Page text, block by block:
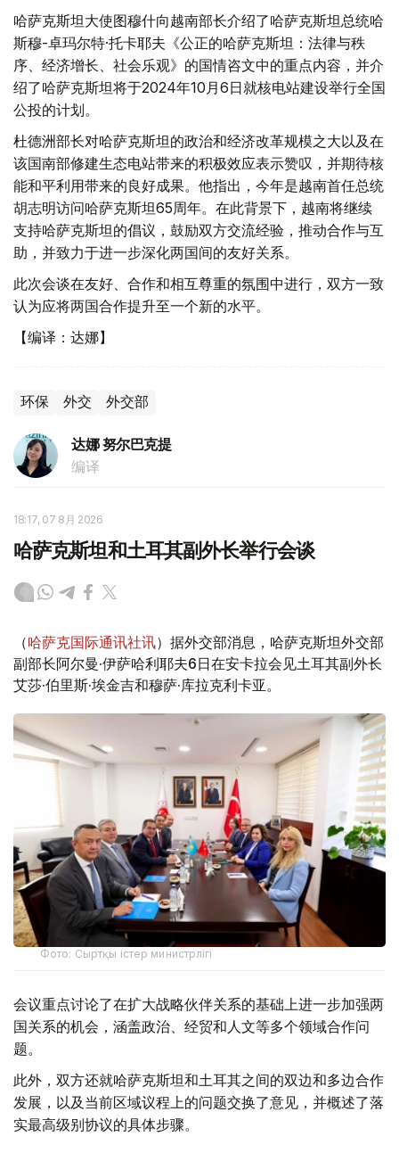
哈萨克斯坦大使图穆什向越南部长介绍了哈萨克斯坦总统哈
斯穆-卓玛尔特·托卡耶夫《公正的哈萨克斯坦：法律与秩
序、经济增长、社会乐观》的国情咨文中的重点内容，并介
绍了哈萨克斯坦将于2024年10月6日就核电站建设举行全国
公投的计划。
杜德洲部长对哈萨克斯坦的政治和经济改革规模之大以及在
该国南部修建生态电站带来的积极效应表示赞叹，并期待核
能和平利用带来的良好成果。他指出，今年是越南首任总统
胡志明访问哈萨克斯坦65周年。在此背景下，越南将继续
支持哈萨克斯坦的倡议，鼓励双方交流经验，推动合作与互
助，并致力于进一步深化两国间的友好关系。
此次会谈在友好、合作和相互尊重的氛围中进行，双方一致
认为应将两国合作提升至一个新的水平。
【编译：达娜】
环保 外交 外交部
达娜 努尔巴克提
编译
18:17, 07 8月 2026
哈萨克斯坦和土耳其副外长举行会谈
（哈萨克国际通讯社讯）据外交部消息，哈萨克斯坦外交部
副部长阿尔曼·伊萨哈利耶夫6日在安卡拉会见土耳其副外长
艾莎·伯里斯·埃金吉和穆萨·库拉克利卡亚。
Фото: Сыртқы істер министрлігі
会议重点讨论了在扩大战略伙伴关系的基础上进一步加强两
国关系的机会，涵盖政治、经贸和人文等多个领域合作问
题。
此外，双方还就哈萨克斯坦和土耳其之间的双边和多边合作
发展，以及当前区域议程上的问题交换了意见，并概述了落
实最高级别协议的具体步骤。